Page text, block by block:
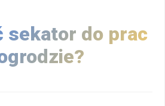
sekator do prac